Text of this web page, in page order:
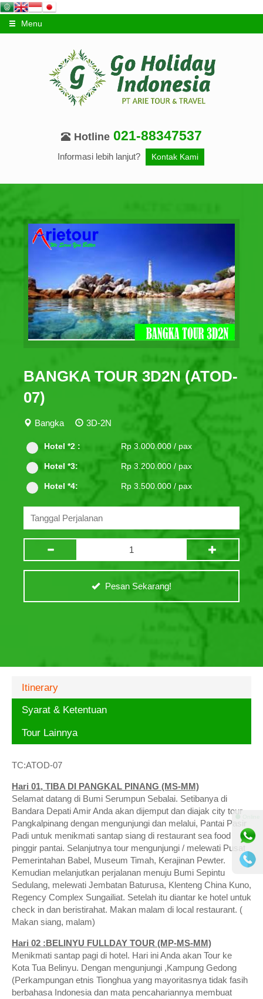
Menu
Hotline 021-88347537
Informasi lebih lanjut? Kontak Kami
BANGKA TOUR 3D2N (ATOD-
07)
Bangka 3D-2N
Hotel *2 : Rp 3.000.000 / pax
Hotel *3: Rp 3.200.000 / pax
Hotel *4: Rp 3.500.000 / pax
Pesan Sekarang!
Itinerary
Syarat & Ketentuan
Tour Lainnya
TC:ATOD-07
Hari 01, TIBA DI PANGKAL PINANG (MS-MM)
Selamat datang di Bumi Serumpun Sebalai. Setibanya di
Bandara Depati Amir Anda akan dijemput dan diajak city tour
Pangkalpinang dengan mengunjungi dan melalui, Pantai Pasir
Padi untuk menikmati santap siang di restaurant sea food
pinggir pantai. Selanjutnya tour mengunjungi / melewati Pusat
Pemerintahan Babel, Museum Timah, Kerajinan Pewter.
Kemudian melanjutkan perjalanan menuju Bumi Sepintu
Sedulang, melewati Jembatan Baturusa, Klenteng China Kuno,
Regency Complex Sungailiat. Setelah itu diantar ke hotel untuk
check in dan beristirahat. Makan malam di local restaurant. (
Makan siang, malam)
Hari 02 :BELINYU FULLDAY TOUR (MP-MS-MM)
Menikmati santap pagi di hotel. Hari ini Anda akan Tour ke
Kota Tua Belinyu. Dengan mengunjungi ,Kampung Gedong
(Perkampungan etnis Tionghua yang mayoritasnya tidak fasih
berbahasa Indonesia dan mata pencahariannya membuat